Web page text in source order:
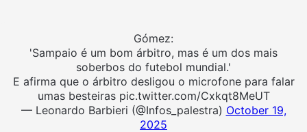
Gómez:
'Sampaio é um bom árbitro, mas é um dos mais
soberbos do futebol mundial.'
E afirma que o árbitro desligou o microfone para falar
umas besteiras pic.twitter.com/Cxkqt8MeUT
— Leonardo Barbieri (@Infos_palestra) October 19,
2025